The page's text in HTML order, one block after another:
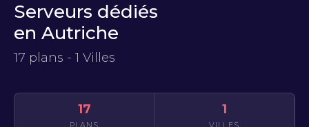
USD
MON ESPACE
Serveurs dédiés
en Autriche
17 plans - 1 Villes
17
PLANS
1
VILLES